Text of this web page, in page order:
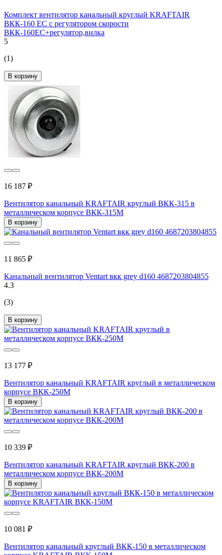
Комплект вентилятор канальный круглый KRAFTAIR
ВКК-160 EC с регулятором скорости
ВКК-160EC+регулятор,вилка
5
(1)
В корзину
16 187 ₽
Вентилятор канальный KRAFTAIR круглый ВКК-315 в
металлическом корпусе ВКК-315М
В корзину
11 865 ₽
Канальный вентилятор Ventart вкк grey d160 4687203804855
4.3
(3)
В корзину
13 177 ₽
Вентилятор канальный KRAFTAIR круглый в металлическом
корпусе ВКК-250М
В корзину
10 339 ₽
Вентилятор канальный KRAFTAIR круглый ВКК-200 в
металлическом корпусе ВКК-200М
В корзину
10 081 ₽
Вентилятор канальный круглый ВКК-150 в металлическом